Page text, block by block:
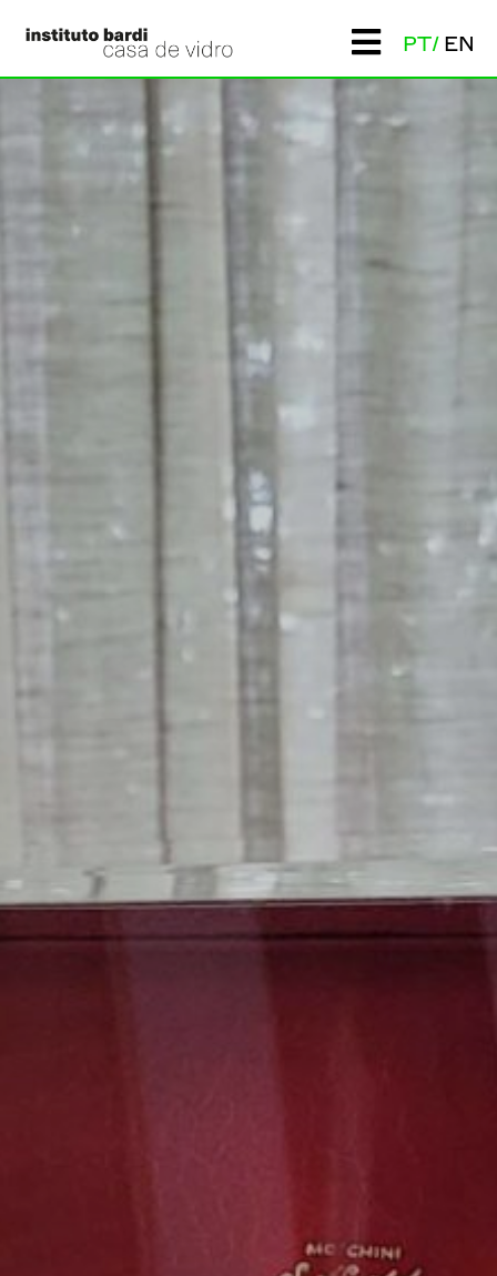
PT EN